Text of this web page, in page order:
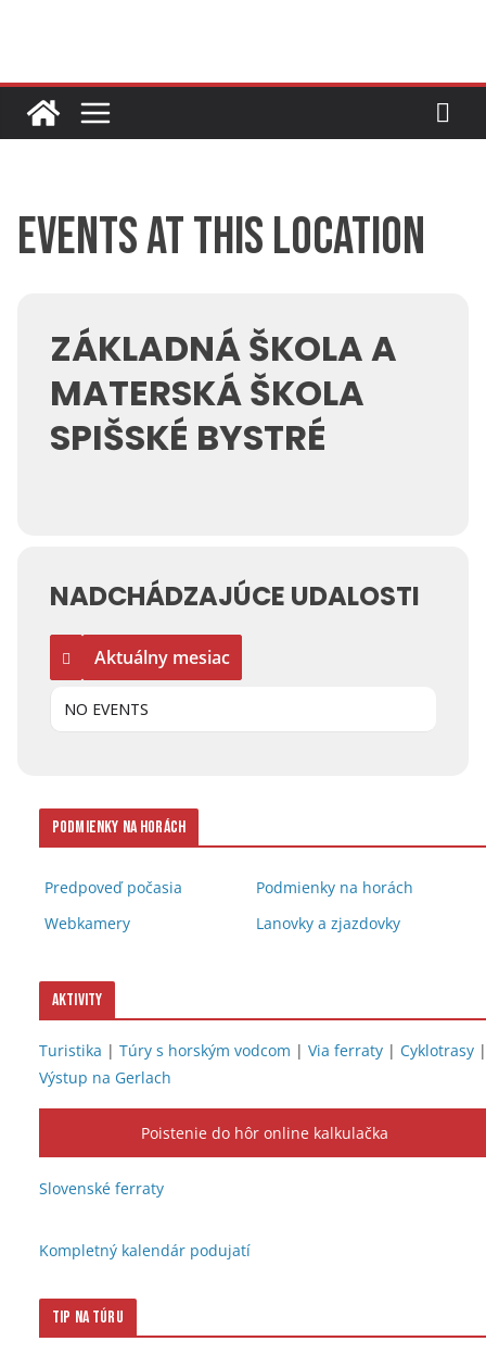
Events at this location
ZÁKLADNÁ ŠKOLA A
MATERSKÁ ŠKOLA
SPIŠSKÉ BYSTRÉ
NADCHÁDZAJÚCE UDALOSTI
Aktuálny mesiac
NO EVENTS
Podmienky na horách
Predpoveď počasia
Webkamery
Podmienky na horách
Lanovky a zjazdovky
Aktivity
Turistika | Túry s horským vodcom | Via ferraty | Cyklotrasy |
Výstup na Gerlach
Poistenie do hôr online kalkulačka
Slovenské ferraty
Kompletný kalendár podujatí
Tip na túru